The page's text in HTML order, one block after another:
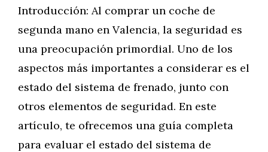
Introducción: Al comprar un coche de
segunda mano en Valencia, la seguridad es
una preocupación primordial. Uno de los
aspectos más importantes a considerar es el
estado del sistema de frenado, junto con
otros elementos de seguridad. En este
artículo, te ofrecemos una guía completa
para evaluar el estado del sistema de